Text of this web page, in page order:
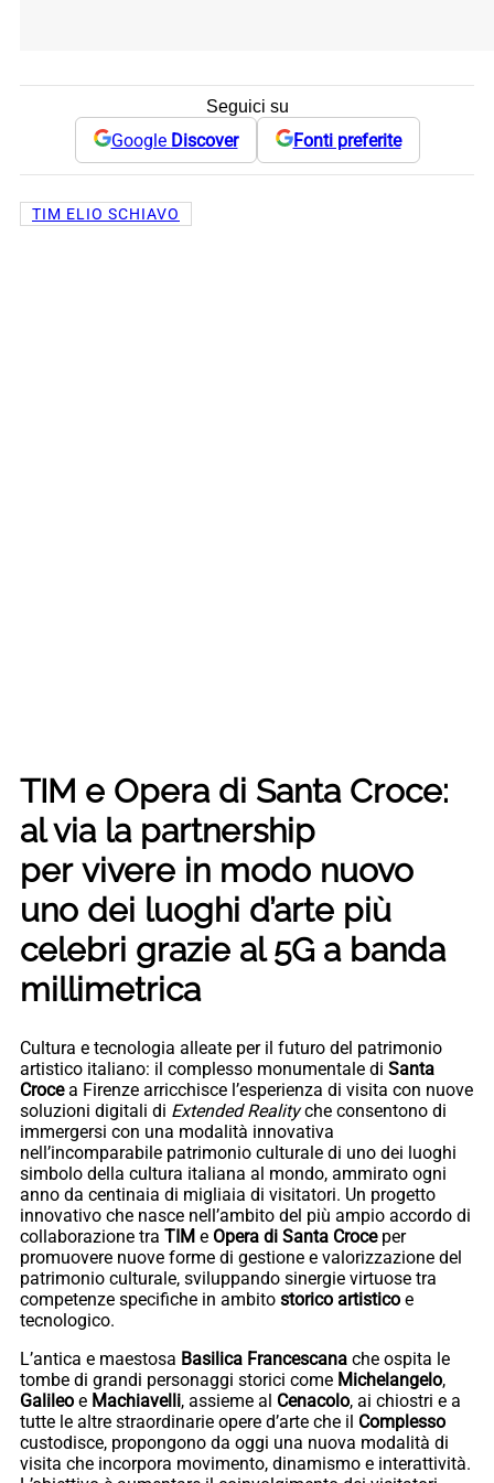
Seguici su
Google Discover Fonti preferite
TIM ELIO SCHIAVO
TIM e Opera di Santa Croce:
al via la partnership
per vivere in modo nuovo
uno dei luoghi d’arte più
celebri grazie al 5G a banda
millimetrica
Cultura e tecnologia alleate per il futuro del patrimonio
artistico italiano: il complesso monumentale di Santa
Crocea Firenze arricchisce l’esperienza di visita con nuove
soluzioni digitali di Extended Realityche consentono di
immergersi con una modalità innovativa
nell’incomparabile patrimonio culturale di uno dei luoghi
simbolo della cultura italiana al mondo, ammirato ogni
anno da centinaia di migliaia di visitatori. Un progetto
innovativo che nasce nell’ambito del più ampio accordo di
collaborazione tra TIM e Opera di Santa Croceper
promuovere nuove forme di gestione e valorizzazione del
patrimonio culturale, sviluppando sinergie virtuose tra
competenze specifiche in ambito storico artistico e
tecnologico.
L’antica e maestosa Basilica Francescana che ospita le
tombe di grandi personaggi storici come Michelangelo,
Galileo e Machiavelli, assieme al Cenacolo, ai chiostri e a
tutte le altre straordinarie opere d’arte che il Complesso
custodisce, propongono da oggi una nuova modalità di
visita che incorpora movimento, dinamismo e interattività.